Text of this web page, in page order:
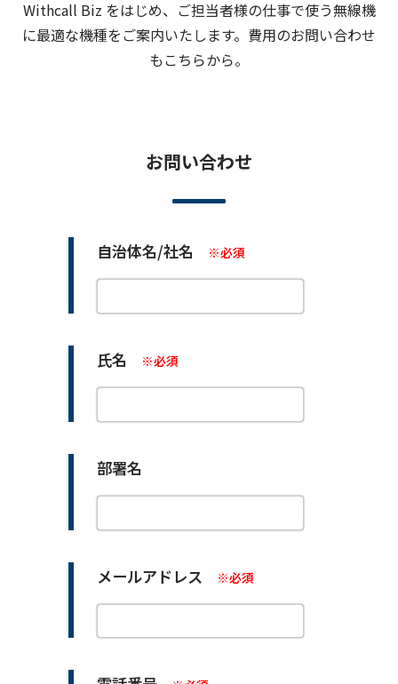
Withcall Biz をはじめ、ご担当者様の仕事で使う無線機
に最適な機種をご案内いたします。費用のお問い合わせ
もこちらから。
お問い合わせ
自治体名/社名 ※必須
氏名 ※必須
部署名
メールアドレス ※必須